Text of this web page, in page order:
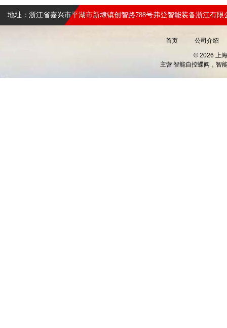
地址：浙江省嘉兴市平湖市新埭镇创智路788号弗登智能装备浙江有限
首页 公司介绍
© 2026 上
主营智能自控蝶阀，智